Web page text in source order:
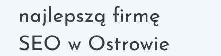
najlepszą firmę
SEO w Ostrowie